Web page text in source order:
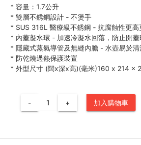
* 容量：1.7公升
* 雙層不銹鋼設計 - 不燙手
* SUS 316L 醫療級不銹鋼 - 抗腐蝕性更高
* 內蓋凝水環 - 加速冷凝水回落，防止開
* 隱藏式蒸氣導管及無縫內膽 - 水壺易於清
* 防乾燒過熱保護裝置
* 外型尺寸 (闊x深x高)(毫米)160 x 214 x
- + 加入購物車